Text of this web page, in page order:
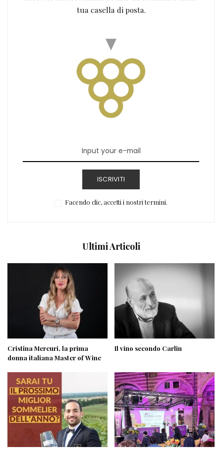
tua casella di posta.
ISCRIVITI
Facendo clic, accetti i nostri termini.
Ultimi Articoli
Cristina Mercuri, la prima
donna italiana Master of Wine
Il vino secondo Carlin